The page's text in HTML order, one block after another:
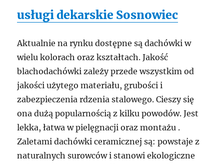
usługi dekarskie Sosnowiec
Aktualnie na rynku dostępne są dachówki w
wielu kolorach oraz kształtach. Jakość
blachodachówki zależy przede wszystkim od
jakości użytego materiału, grubości i
zabezpieczenia rdzenia stalowego. Cieszy się
ona dużą popularnością z kilku powodów. Jest
lekka, łatwa w pielęgnacji oraz montażu .
Zaletami dachówki ceramicznej są: powstaje z
naturalnych surowców i stanowi ekologiczne